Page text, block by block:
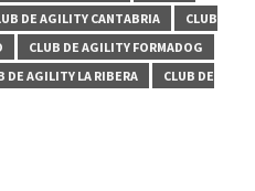
DE AGILITY CANTABRIA
CLUB
CLUB DE AGILITY FORMADOG
DE AGILITY LA RIBERA
CLUB DE